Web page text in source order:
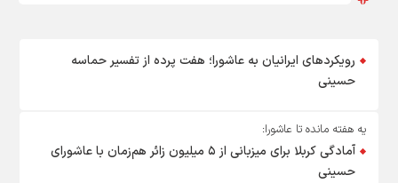
رویکردهای ایرانیان به عاشورا؛ هفت پرده از تفسیر حماسه
حسینی
یه هفته مانده تا عاشورا:
آمادگی کربلا برای میزبانی از ۵ میلیون زائر هم‌زمان با عاشورای
حسینی